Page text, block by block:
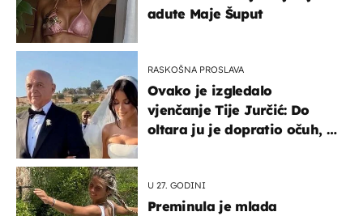
adute Maje Šuput
RASKOŠNA PROSLAVA
Ovako je izgledalo
vjenčanje Tije Jurčić: Do
oltara ju je dopratio očuh, a
U 27. GODINI
Preminula je mlada